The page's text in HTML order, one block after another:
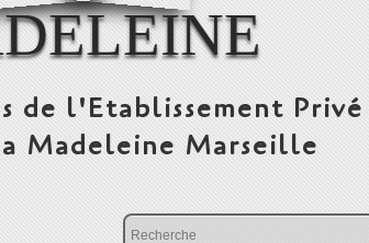
de l'Etablissement
Madeleine Marseille